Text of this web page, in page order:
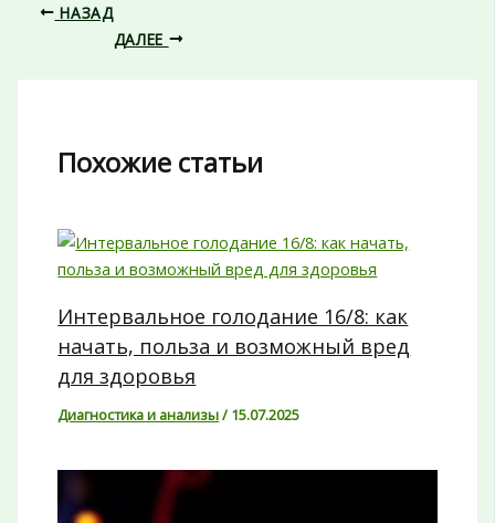
НАЗАД
ДАЛЕЕ
Похожие статьи
Интервальное голодание 16/8: как
начать, польза и возможный вред
для здоровья
Диагностика и анализы/ 15.07.2025